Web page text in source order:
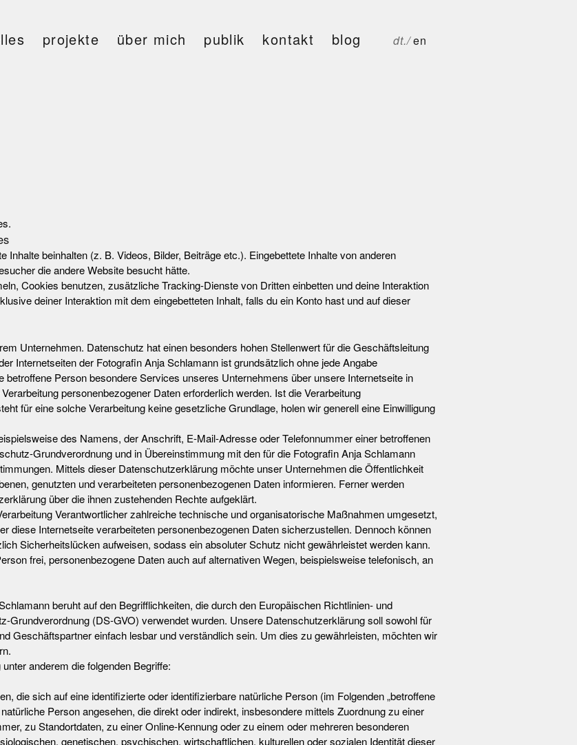
projekte über mich publik kontakt blog dt./en
Inhalte beinhalten (z. B. Videos, Bilder, Beiträge etc.). Eingebettete Inhalte von anderen
die andere Website besucht hätte.
Cookies benutzen, zusätzliche Tracking-Dienste von Dritten einbetten und deine Interaktion
deiner Interaktion mit dem eingebetteten Inhalt, falls du ein Konto hast und auf dieser
Unternehmen. Datenschutz hat einen besonders hohen Stellenwert für die Geschäftsleitung
Internetseiten der Fotografin Anja Schlamann ist grundsätzlich ohne jede Angabe
Person besondere Services unseres Unternehmens über unsere Internetseite in
personenbezogener Daten erforderlich werden. Ist die Verarbeitung
für eine solche Verarbeitung keine gesetzliche Grundlage, holen wir generell eine Einwilligung
des Namens, der Anschrift, E-Mail-Adresse oder Telefonnummer einer betroffenen
Grundverordnung und in Übereinstimmung mit den für die Fotografin Anja Schlamann
Mittels dieser Datenschutzerklärung möchte unser Unternehmen die Öffentlichkeit
genutzten und verarbeiteten personenbezogenen Daten informieren. Ferner werden
über die ihnen zustehenden Rechte aufgeklärt.
Verantwortlicher zahlreiche technische und organisatorische Maßnahmen umgesetzt,
diese Internetseite verarbeiteten personenbezogenen Daten sicherzustellen. Dennoch können
Sicherheitslücken aufweisen, sodass ein absoluter Schutz nicht gewährleistet werden kann.
frei, personenbezogene Daten auch auf alternativen Wegen, beispielsweise telefonisch, an
beruht auf den Begrifflichkeiten, die durch den Europäischen Richtlinien- und
Grundverordnung (DS-GVO) verwendet wurden. Unsere Datenschutzerklärung soll sowohl für
Geschäftspartner einfach lesbar und verständlich sein. Um dies zu gewährleisten, möchten wir
anderem die folgenden Begriffe:
die sich auf eine identifizierte oder identifizierbare natürliche Person (im Folgenden „betroffene
Person angesehen, die direkt oder indirekt, insbesondere mittels Zuordnung zu einer
zu Standortdaten, zu einer Online-Kennung oder zu einem oder mehreren besonderen
genetischen, psychischen, wirtschaftlichen, kulturellen oder sozialen Identität dieser